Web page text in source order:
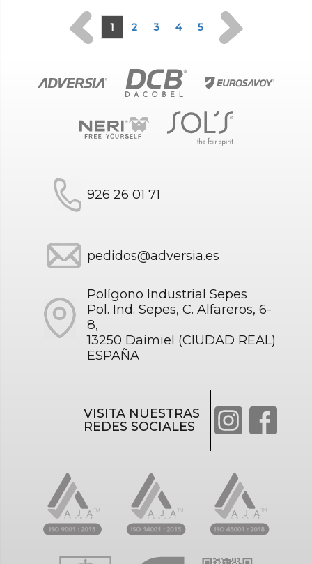
1 2 3 4 5
926 26 01 71
pedidos@adversia.es
Polígono Industrial Sepes
Pol. Ind. Sepes, C. Alfareros, 6-
8,
13250 Daimiel (CIUDAD REAL)
ESPAÑA
VISITA NUESTRAS
REDES SOCIALES